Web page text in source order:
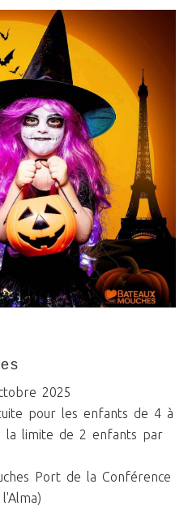
2025
pour les enfants de 4 à
la limite de 2 enfants par
Port de la Conférence